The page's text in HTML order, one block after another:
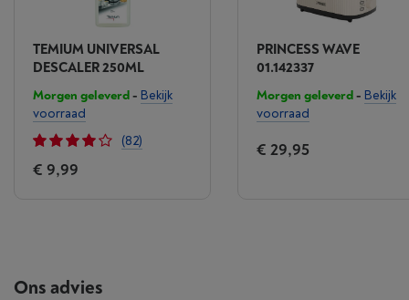
TEMIUM UNIVERSAL
DESCALER 250ML
Morgen geleverd- Bekijk
voorraad
(82)
€ 9,99
PRINCESS WAVE
01.142337
Morgen geleverd- Bekijk
voorraad
€ 29,95
Ons advies